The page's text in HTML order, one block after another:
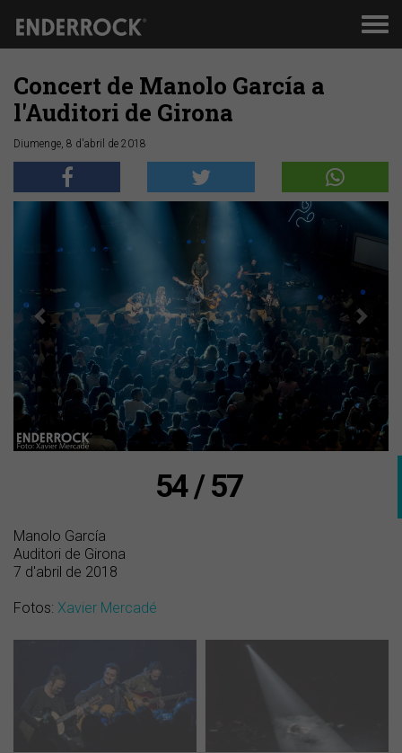
Concert de Manolo García a
l'Auditori de Girona
Diumenge, 8 d'abril de 2018
Anterior
54 / 57
Manolo García
Auditori de Girona
7 d'abril de 2018
Fotos: Xavier Mercadé